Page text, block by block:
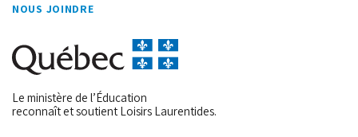
NOUS JOINDRE
Le ministère de l’Éducation
reconnaît et soutient Loisirs Laurentides.